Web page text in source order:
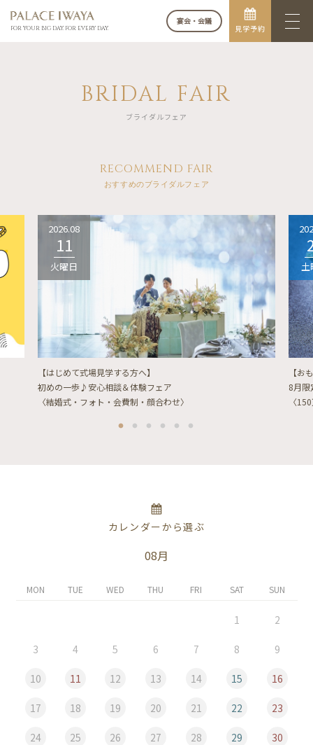
FOR YOUR BIG DAY. FOR EVERY DAY.
宴会・会議
見学予約
BRIDAL FAIR
ブライダルフェア
RECOMMEND FAIR
おすすめのブライダルフェア
2026.08
11
火曜日
【はじめて式場見学する方へ】
初めの一歩♪安心相談＆体験フェア
〈結婚式・フォト・会費制・顔合わせ〉
土
【お
8月限
〈
カレンダーから選ぶ
08月
MON TUE WED THU FRI SAT SUN
1 2
3 4 5 6 7 8 9
10 11 12 13 14 15 16
17 18 19 20 21 22 23
24 25 26 27 28 29 30